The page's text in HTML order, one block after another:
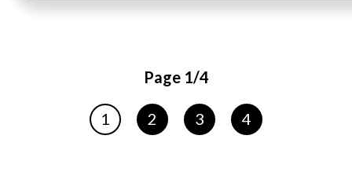
Page 1/4
Page
Vous lisez actuellement la page
1 Page
2 Page
3 Page
4